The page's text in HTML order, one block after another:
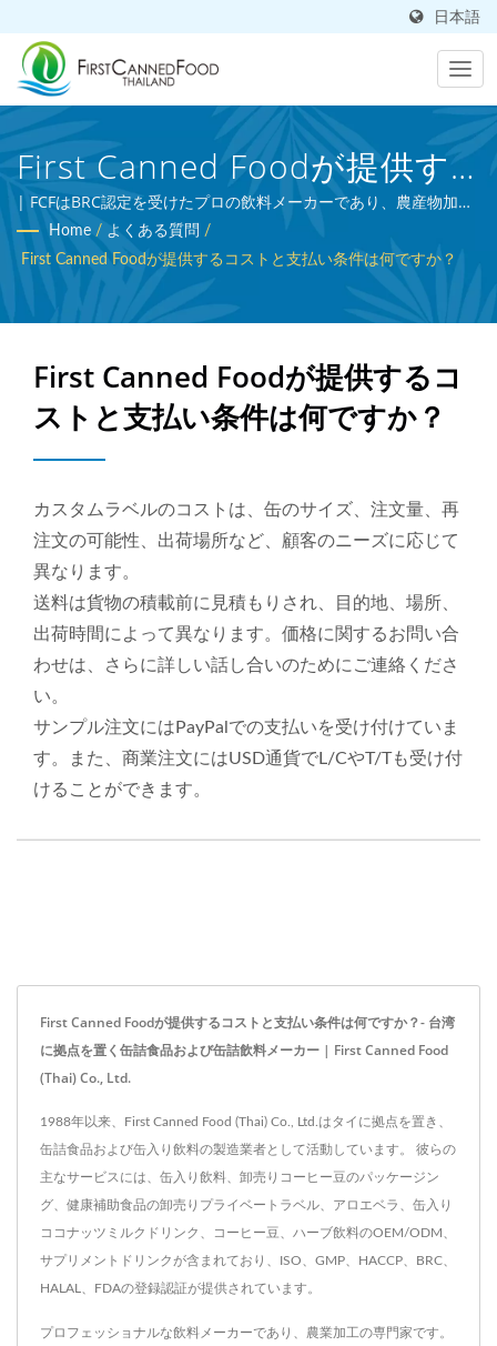
日本語
First Canned Foodが提供す
るコストと支払い条件は何で
すか？| 台湾に拠点を置く缶
詰食品および缶詰飲料メーカ
(Thai) Co., Ltd.
| FCFはBRC認定を受けたプロの飲料メーカーであり、農産物加工
の専門家です。
Home / よくある質問 /
First Canned Foodが提供するコストと支払い条件は何ですか？
First Canned Foodが提供するコ
ストと支払い条件は何ですか？
カスタムラベルのコストは、缶のサイズ、注文量、再
注文の可能性、出荷場所など、顧客のニーズに応じて
異なります。
送料は貨物の積載前に見積もりされ、目的地、場所、
出荷時間によって異なります。価格に関するお問い合
わせは、さらに詳しい話し合いのためにご連絡くださ
い。
サンプル注文にはPayPalでの支払いを受け付けていま
す。また、商業注文にはUSD通貨でL/CやT/Tも受け付
けることができます。
First Canned Foodが提供するコストと支払い条件は何ですか？- 台湾
に拠点を置く缶詰食品および缶詰飲料メーカー | First Canned Food
(Thai) Co., Ltd.
1988年以来、First Canned Food (Thai) Co., Ltd.はタイに拠点を置き、
缶詰食品および缶入り飲料の製造業者として活動しています。 彼らの
主なサービスには、缶入り飲料、卸売りコーヒー豆のパッケージン
グ、健康補助食品の卸売りプライベートラベル、アロエベラ、缶入り
ココナッツミルクドリンク、コーヒー豆、ハーブ飲料のOEM/ODM、
サプリメントドリンクが含まれており、ISO、GMP、HACCP、BRC、
HALAL、FDAの登録認証が提供されています。
プロフェッショナルな飲料メーカーであり、農業加工の専門家です。